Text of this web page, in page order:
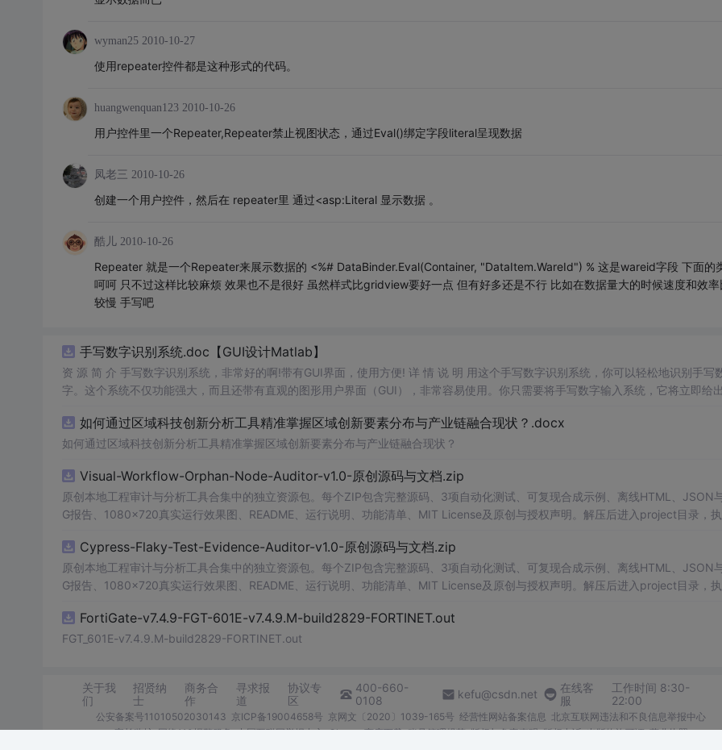
wyman25 2010-10-27
使用repeater控件都是这种形式的代码。
huangwenquan123 2010-10-26
用户控件里一个Repeater,Repeater禁止视图状态，通过Eval()绑定字段literal呈现数据
凤老三 2010-10-26
创建一个用户控件，然后在 repeater里 通过<asp:Literal 显示数据 。
酷儿 2010-10-26
Repeater 就是一个Repeater来展示数据的 <%# DataBinder.Eval(Container, "DataItem.WareId") % 这是wareid字段 下面的
呵呵 只不过这样比较麻烦 效果也不是很好 虽然样式比gridview要好一点 但有好多还是不行 比如在数据量大的时候速度和效率
较慢 手写吧
手写数字识别系统.doc【GUI设计Matlab】
资 源 简 介 手写数字识别系统，非常好的啊!带有GUI界面，使用方便! 详 情 说 明 用这个手写数字识别系统，你可以轻松地识别手写
字。这个系统不仅功能强大，而且还带有直观的图形用户界面（GUI），非常容易使用。你只需要将手写数字输入系统，它将立即给
便和实用的工具，你一定会喜欢它的！
如何通过区域科技创新分析工具精准掌握区域创新要素分布与产业链融合现状？.docx
如何通过区域科技创新分析工具精准掌握区域创新要素分布与产业链融合现状？
Visual-Workflow-Orphan-Node-Auditor-v1.0-原创源码与文档.zip
原创本地工程审计与分析工具合集中的独立资源包。每个ZIP包含完整源码、3项自动化测试、可复现合成示例、离线HTML、JSON
G报告、1080×720真实运行效果图、README、运行说明、功能清单、MIT License及原创与授权声明。解压后进入project目录，执
源码、Logo、官方截图、论文、生产日志或其他受限素材。适合前端开发、AI应用工程、测试审计和课程实践。
Cypress-Flaky-Test-Evidence-Auditor-v1.0-原创源码与文档.zip
原创本地工程审计与分析工具合集中的独立资源包。每个ZIP包含完整源码、3项自动化测试、可复现合成示例、离线HTML、JSON
G报告、1080×720真实运行效果图、README、运行说明、功能清单、MIT License及原创与授权声明。解压后进入project目录，执
源码、Logo、官方截图、论文、生产日志或其他受限素材。适合前端开发、AI应用工程、测试审计和课程实践。
FortiGate-v7.4.9-FGT-601E-v7.4.9.M-build2829-FORTINET.out
FGT_601E-v7.4.9.M-build2829-FORTINET.out
关于我
们
招贤纳
士
商务合
作
寻求报
道
协议专
区
400-660-
0108
kefu@csdn.net
在线客
服
工作时间 8:30-
22:00
公安备案号11010502030143 京ICP备19004658号 京网文〔2020〕1039-165号 经营性网站备案信息 北京互联网违法和不良信息举报中心
家长监护 网络110报警服务 中国互联网举报中心 Chrome商店下载 账号管理规范 版权与免责声明 版权申诉 出版物许可证 营业执照